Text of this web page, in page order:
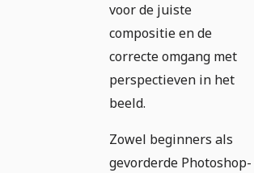
voor de juiste
compositie en de
correcte omgang met
perspectieven in het
beeld.
Zowel beginners als
gevorderde Photoshop-